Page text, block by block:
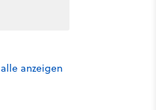
alle anzeigen